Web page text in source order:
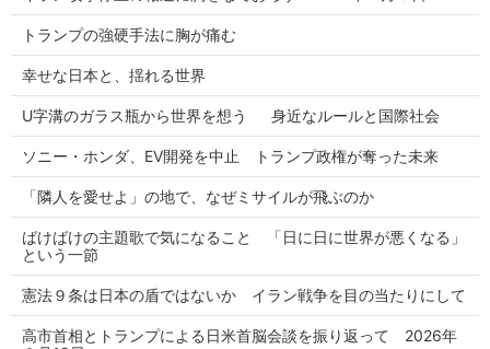
トランプの強硬手法に胸が痛む
幸せな日本と、揺れる世界
U字溝のガラス瓶から世界を想う 身近なルールと国際社会
ソニー・ホンダ、EV開発を中止 トランプ政権が奪った未来
「隣人を愛せよ」の地で、なぜミサイルが飛ぶのか
ばけばけの主題歌で気になること 「日に日に世界が悪くなる」
という一節
憲法９条は日本の盾ではないか イラン戦争を目の当たりにして
高市首相とトランプによる日米首脳会談を振り返って 2026年